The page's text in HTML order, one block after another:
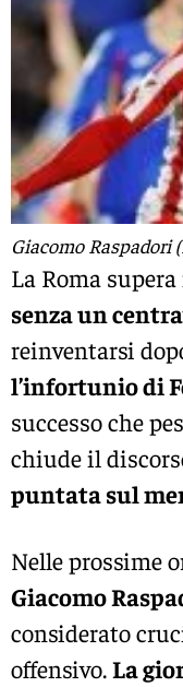
Giacomo Raspadori
La Roma
senza un
reinventarsi
l’infortunio di
successo che
chiude il
puntata sul
Nelle prossime
Giacomo
considerato
offensivo.La